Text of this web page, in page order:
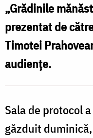
„Grădinile
prezentat de
Timotei
audiențe.
Sala de protocol
găzduit